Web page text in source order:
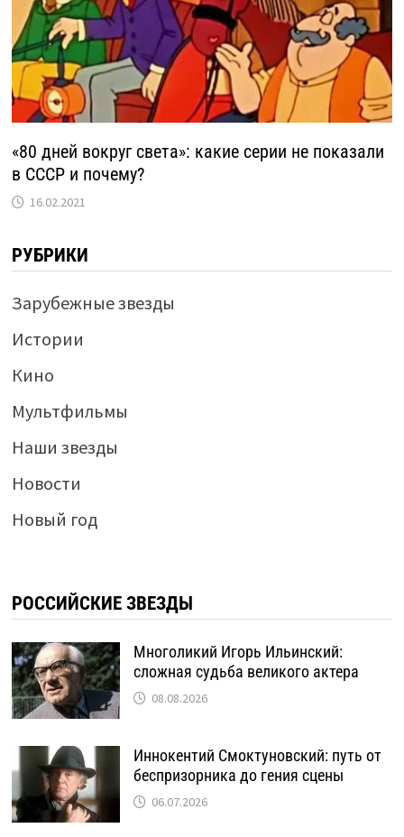
«80 дней вокруг света»: какие серии не показали
в СССР и почему?
16.02.2021
РУБРИКИ
Зарубежные звезды
Истории
Кино
Мультфильмы
Наши звезды
Новости
Новый год
РОССИЙСКИЕ ЗВЕЗДЫ
Многоликий Игорь Ильинский:
сложная судьба великого актера
08.08.2026
Иннокентий Смоктуновский: путь от
беспризорника до гения сцены
06.07.2026